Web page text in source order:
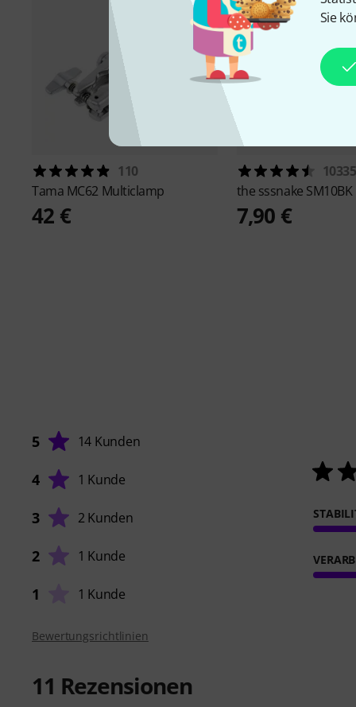
Sie
110
Tama MC62 Multiclamp
42 €
10335
the sssnake SM10BK
7,90 €
5 14 Kunden
4 1 Kunde
3 2 Kunden
2 1 Kunde
1 1 Kunde
Bewertungsrichtlinien
11 Rezensionen